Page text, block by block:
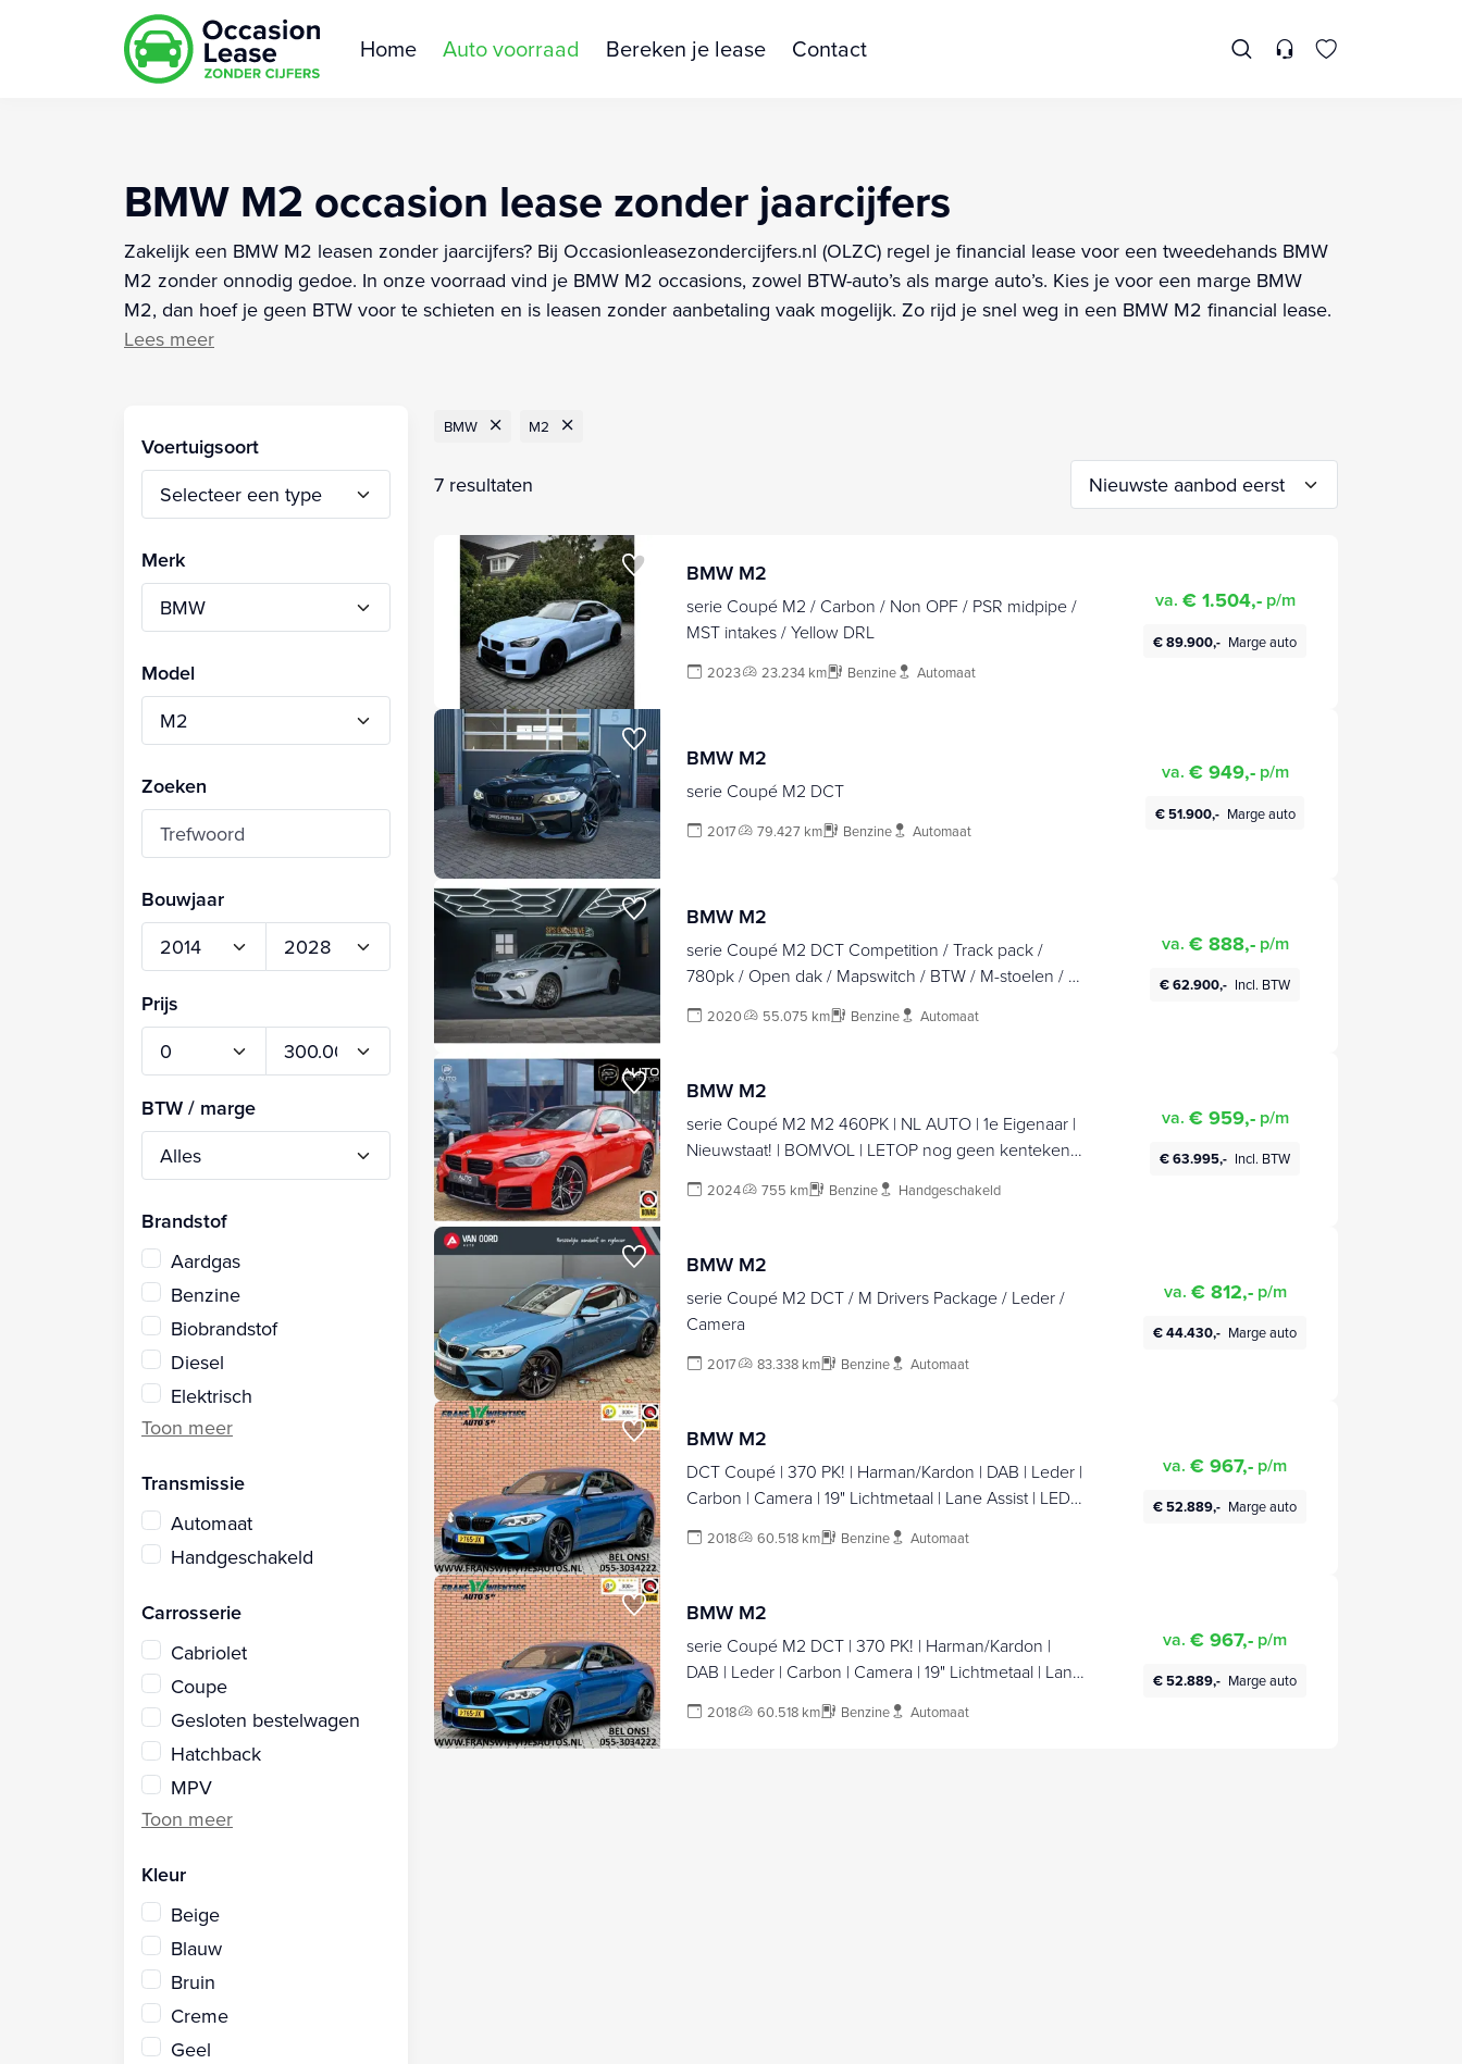
Home Auto voorraad Bereken je lease Contact
BMW M2 occasion lease zonder jaarcijfers
Zakelijk een BMW M2 leasen zonder jaarcijfers? Bij Occasionleasezondercijfers.nl (OLZC) regel je financial lease voor een tweedehands BMW
M2 zonder onnodig gedoe. In onze voorraad vind je BMW M2 occasions, zowel BTW-auto’s als marge auto’s. Kies je voor een marge BMW
M2, dan hoef je geen BTW voor te schieten en is leasen zonder aanbetaling vaak mogelijk. Zo rijd je snel weg in een BMW M2 financial lease.
Lees meer
Voertuigsoort
Merk
Model
Zoeken
Bouwjaar
Prijs
BTW / marge
Brandstof
Aardgas
Benzine
Biobrandstof
Diesel
Elektrisch
Transmissie
Automaat
Handgeschakeld
Carrosserie
Cabriolet
Coupe
Gesloten bestelwagen
Hatchback
MPV
Kleur
Beige
Blauw
Bruin
Creme
Geel
BMW M2
7 resultaten
BMW M2
serie Coupé M2 / Carbon / Non OPF / PSR midpipe /
MST intakes / Yellow DRL
2023 23.234 km Benzine Automaat
va. € 1.504,- p/m
€ 89.900,- Marge auto
BMW M2
serie Coupé M2 DCT
2017 79.427 km Benzine Automaat
va. € 949,- p/m
€ 51.900,- Marge auto
BMW M2
serie Coupé M2 DCT Competition / Track pack /
780pk / Open dak / Mapswitch / BTW / M-stoelen / M
2020 55.075 km Benzine Automaat
va. € 888,- p/m
€ 62.900,- Incl. BTW
BMW M2
serie Coupé M2 M2 460PK | NL AUTO | 1e Eigenaar |
Nieuwstaat! | BOMVOL | LETOP nog geen kenteken |
Volledige Documentatie aanwezig | Hifi Harman
Professional | Privacy Glass | M Sportstoelen Voor |
2024 755 km Benzine Handgeschakeld
va. € 959,- p/m
€ 63.995,- Incl. BTW
BMW M2
serie Coupé M2 DCT / M Drivers Package / Leder /
Camera
2017 83.338 km Benzine Automaat
va. € 812,- p/m
€ 44.430,- Marge auto
BMW M2
DCT Coupé | 370 PK! | Harman/Kardon | DAB | Leder |
Carbon | Camera | 19" Lichtmetaal | Lane Assist | LED |
2018 60.518 km Benzine Automaat
va. € 967,- p/m
€ 52.889,- Marge auto
BMW M2
serie Coupé M2 DCT | 370 PK! | Harman/Kardon |
DAB | Leder | Carbon | Camera | 19" Lichtmetaal | Lane
|
2018 60.518 km Benzine Automaat
va. € 967,- p/m
€ 52.889,- Marge auto